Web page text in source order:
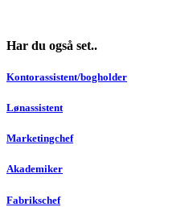
Har du også set..
Kontorassistent/bogholder
Lønassistent
Marketingchef
Akademiker
Fabrikschef